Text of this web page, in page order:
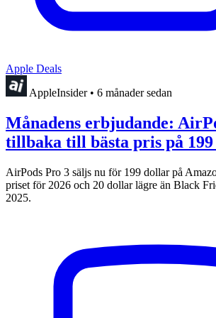
Apple Deals
AppleInsider • 6 månader sedan
Månadens erbjudande:
tillbaka till bästa pris på
AirPods Pro 3 säljs nu för 199 dollar på
priset för 2026 och 20 dollar lägre än Black
2025.